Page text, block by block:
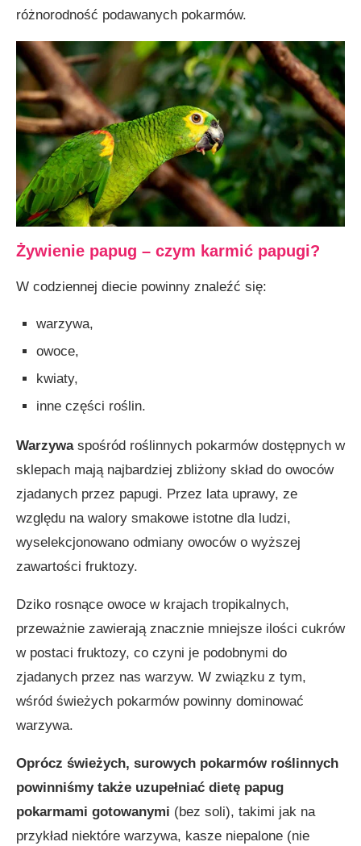
różnorodność podawanych pokarmów.
Żywienie papug – czym karmić papugi?
W codziennej diecie powinny znaleźć się:
warzywa,
owoce,
kwiaty,
inne części roślin.
Warzywaspośród roślinnych pokarmów dostępnych w
sklepach mają najbardziej zbliżony skład do owoców
zjadanych przez papugi. Przez lata uprawy, ze
względu na walory smakowe istotne dla ludzi,
wyselekcjonowano odmiany owoców o wyższej
zawartości fruktozy.
Dziko rosnące owoce w krajach tropikalnych,
przeważnie zawierają znacznie mniejsze ilości cukrów
w postaci fruktozy, co czyni je podobnymi do
zjadanych przez nas warzyw. W związku z tym,
wśród świeżych pokarmów powinny dominować
warzywa.
Oprócz świeżych, surowych pokarmów roślinnych
powinniśmy także uzupełniać dietę papug
pokarmami gotowanymi (bez soli), takimi jak na
przykład niektóre warzywa, kasze niepalone (nie